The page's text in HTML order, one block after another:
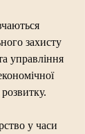
захисту
управління
у часи